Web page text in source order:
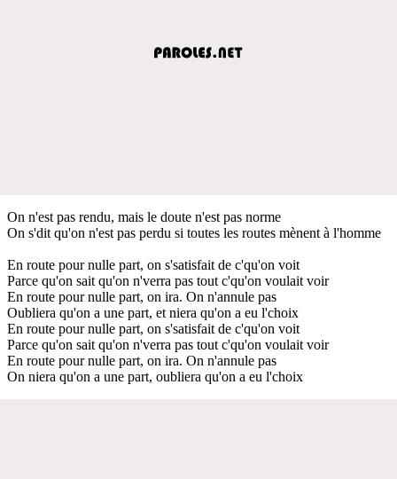
On n'est pas rendu, mais le doute n'est pas norme
On s'dit qu'on n'est pas perdu si toutes les routes mènent à l'homme
En route pour nulle part, on s'satisfait de c'qu'on voit
Parce qu'on sait qu'on n'verra pas tout c'qu'on voulait voir
En route pour nulle part, on ira. On n'annule pas
Oubliera qu'on a une part, et niera qu'on a eu l'choix
En route pour nulle part, on s'satisfait de c'qu'on voit
Parce qu'on sait qu'on n'verra pas tout c'qu'on voulait voir
En route pour nulle part, on ira. On n'annule pas
On niera qu'on a une part, oubliera qu'on a eu l'choix